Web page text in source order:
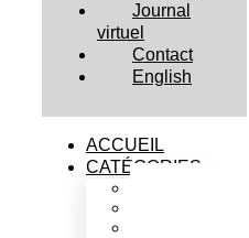
Journal
virtuel
Contact
English
ACCUEIL
CATÉGORIES